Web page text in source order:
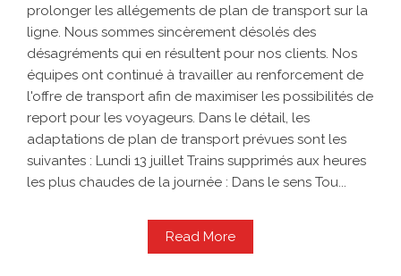
prolonger les allégements de plan de transport sur la
ligne. Nous sommes sincèrement désolés des
désagréments qui en résultent pour nos clients. Nos
équipes ont continué à travailler au renforcement de
l'offre de transport afin de maximiser les possibilités de
report pour les voyageurs. Dans le détail, les
adaptations de plan de transport prévues sont les
suivantes : Lundi 13 juillet Trains supprimés aux heures
les plus chaudes de la journée : Dans le sens Tou...
Read More